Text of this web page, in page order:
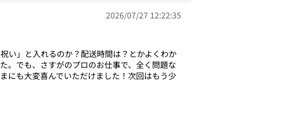
2026/07/27 12:22:35
い」と入れるのか？配送時間は？とかよくわか
。でも、さすがのプロのお仕事で、全く問題な
にも大変喜んでいただけました！次回はもう少